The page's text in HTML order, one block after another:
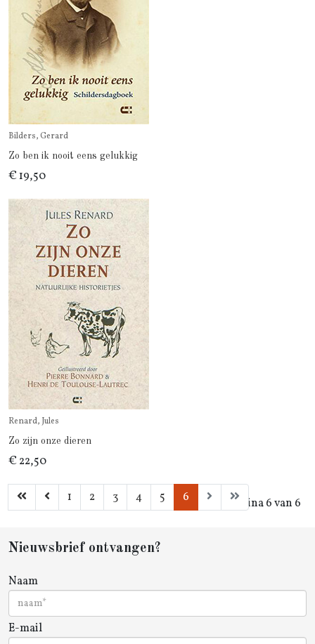
Bilders, Gerard
Zo ben ik nooit eens gelukkig
€ 19,50
Renard, Jules
Zo zijn onze dieren
€ 22,50
Pagina 6 van 6
1 2 3 4 5 6
Nieuwsbrief ontvangen?
Naam
E-mail